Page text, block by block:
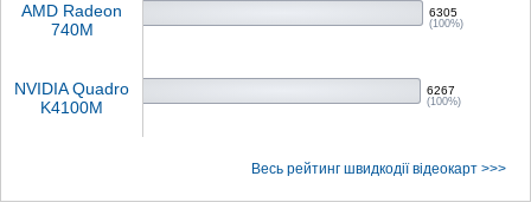
AMD Radeon
740M
6305
(100%)
NVIDIA Quadro
K4100M
6267
(100%)
Весь рейтинг швидкодії відеокарт >>>